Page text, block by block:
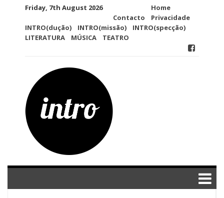
Friday, 7th August 2026
Contacto
Home
Privacidade
INTRO(dução)
INTRO(missão)
INTRO(specção)
LITERATURA
MÚSICA TEATRO